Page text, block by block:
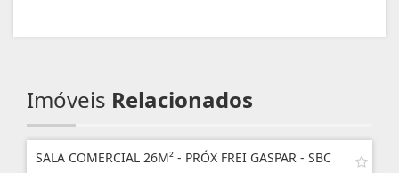
Imóveis Relacionados
SALA COMERCIAL 26M² - PRÓX FREI GASPAR - SBC